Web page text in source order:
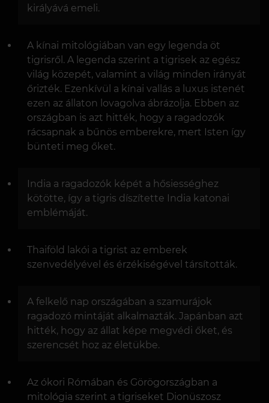
királyává emeli.
A kínai mitológiában van egy legenda öt
tigrisről. A legenda szerint a tigrisek az egész
világ közepét, valamint a világ minden irányát
őrizték. Ezenkívül a kínai vallás a luxus istenét
ezen az állaton lovagolva ábrázolja. Ebben az
országban is azt hitték, hogy a ragadozók
rácsapnak a bűnös emberekre, mert Isten így
bünteti meg őket.
India a ragadozók képét a hősiességhez
kötötte, így a tigris díszítette India katonai
emblémáját.
Thaiföld lakói a tigrist az emberek
szenvedélyével és érzékiségével társították.
A felkelő nap országában a szamurájok
ragadozó mintáját alkalmazták. Japánban azt
hitték, hogy az állat képe megvédi őket, és
szerencsét hoz az életükbe.
Az ókori Rómában és Görögországban a
mitológia szerint a tigriseket Dionüszosz